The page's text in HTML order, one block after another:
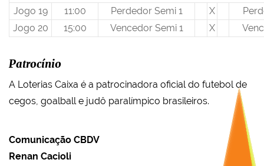
Jogo 19
11:00 Perdedor Semi 1 X
Jogo 20
15:00 Vencedor Semi 1 X
Patrocínio
A Loterias Caixa é a patrocinadora oficial do futebol de
cegos, goalball e judô paralímpico brasileiros.
Comunicação CBDV
Renan Cacioli